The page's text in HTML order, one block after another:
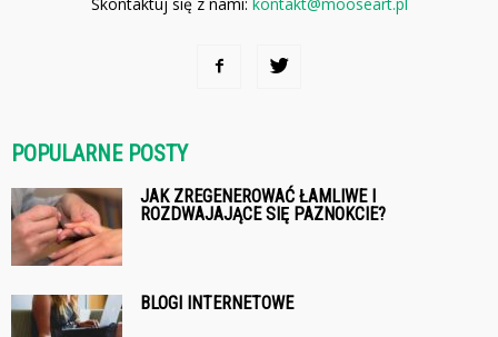
POPULARNE POSTY
JAK ZREGENEROWAĆ ŁAMLIWE I
ROZDWAJAJĄCE SIĘ PAZNOKCIE?
BLOGI INTERNETOWE